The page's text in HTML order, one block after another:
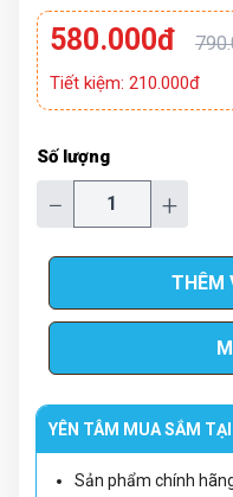
580.000đ
Tiết kiệm: 210.000đ
Số lượng
− +
THÊM
YÊN TÂM MUA SẮM
Sản phẩm chính